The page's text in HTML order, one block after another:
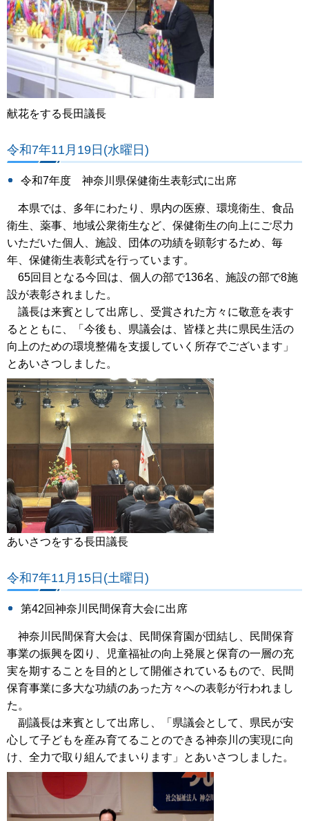
献花をする長田議長
令和7年11月19日(水曜日)
令和7年度 神奈川県保健衛生表彰式に出席
本県では、多年にわたり、県内の医療、環境衛生、食品
衛生、薬事、地域公衆衛生など、保健衛生の向上にご尽力
いただいた個人、施設、団体の功績を顕彰するため、毎
年、保健衛生表彰式を行っています。
65回目となる今回は、個人の部で136名、施設の部で8施
設が表彰されました。
議長は来賓として出席し、受賞された方々に敬意を表す
るとともに、「今後も、県議会は、皆様と共に県民生活の
向上のための環境整備を支援していく所存でございます」
とあいさつしました。
あいさつをする長田議長
令和7年11月15日(土曜日)
第42回神奈川民間保育大会に出席
神奈川民間保育大会は、民間保育園が団結し、民間保育
事業の振興を図り、児童福祉の向上発展と保育の一層の充
実を期することを目的として開催されているもので、民間
保育事業に多大な功績のあった方々への表彰が行われまし
た。
副議長は来賓として出席し、「県議会として、県民が安
心して子どもを産み育てることのできる神奈川の実現に向
け、全力で取り組んでまいります」とあいさつしました。